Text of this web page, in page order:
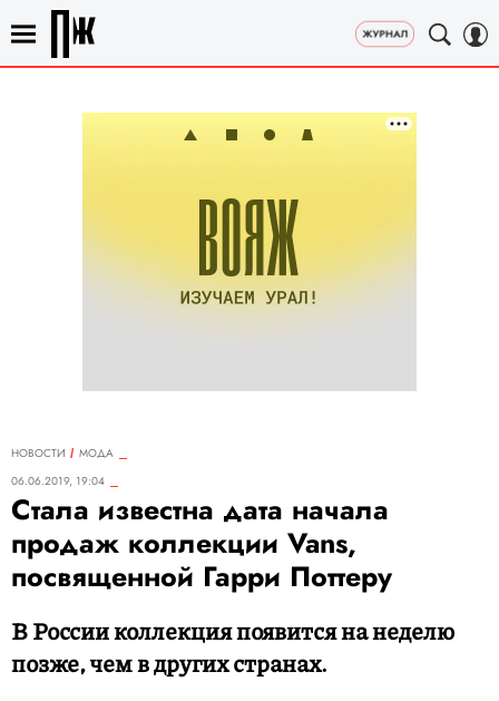
НОВОСТИ
МОДА
06.06.2019, 19:04
Стала известна дата начала
продаж коллекции Vans,
посвященной Гарри Поттеру
В России коллекция появится на неделю
позже, чем в других странах.